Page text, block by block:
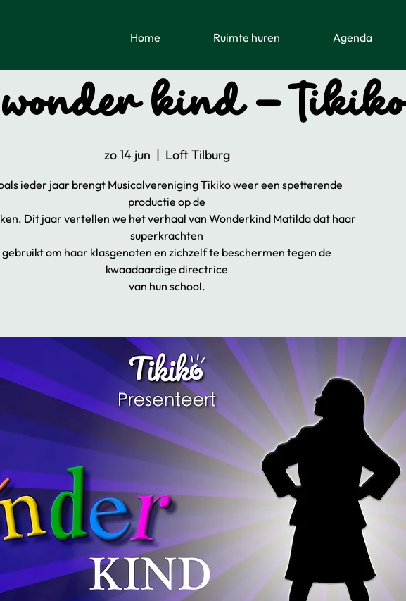
Home Ruimte huren Agenda
kind - Tikiko
zo 14 jun
  |
Loft Tilburg
ieder jaar brengt Musicalvereniging Tikiko weer een spetterende
productie op de
Dit jaar vertellen we het verhaal van Wonderkind Matilda dat haar
superkrachten
gebruikt om haar klasgenoten en zichzelf te beschermen tegen de
kwaadaardige directrice
van hun school.